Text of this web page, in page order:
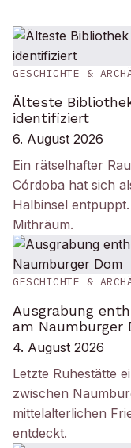
GESCHICHTE &
Älteste
identifiziert
6. August 2026
Ein rätselhafter
Córdoba hat sich
Halbinsel
Mithräum.
GESCHICHTE &
Ausgrabung
am Naumburger
4. August 2026
Letzte Ruhestätte
zwischen
mittelalterlichen
entdeckt.